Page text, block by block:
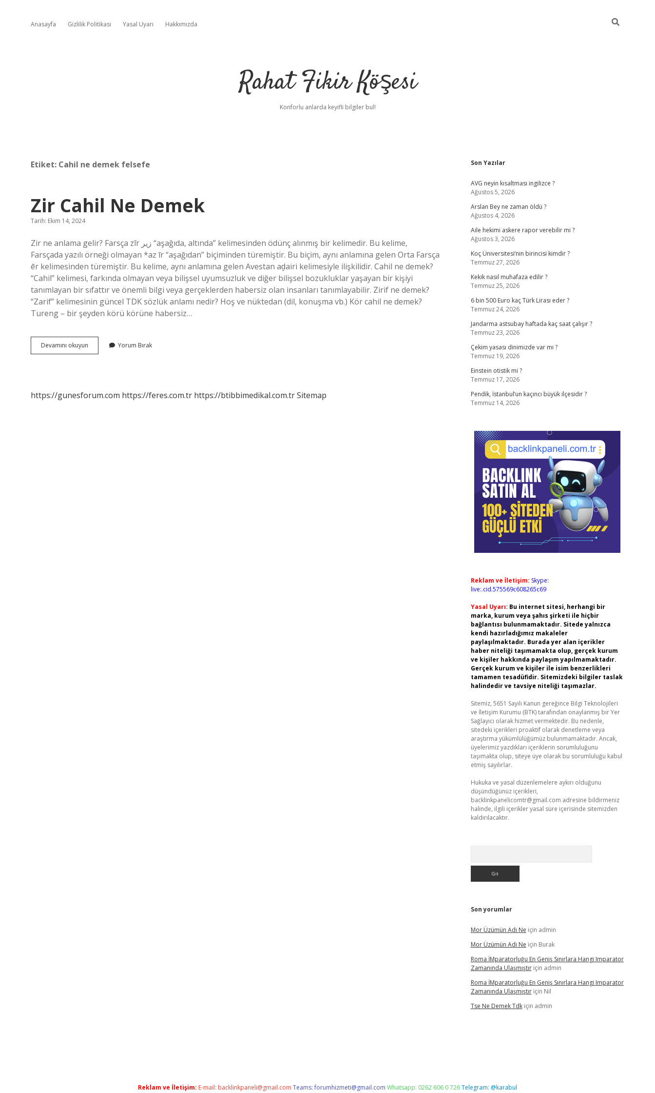
Anasayfa Gizlilik Politikası Yasal Uyarı Hakkımızda
Rahat Fikir Köşesi
Konforlu anlarda keyifli bilgiler bul!
Etiket: Cahil ne demek felsefe
Zir Cahil Ne Demek
Tarih: Ekim 14, 2024
Zir ne anlama gelir? Farsça zīr زیر “aşağıda, altında” kelimesinden ödünç alınmış bir kelimedir. Bu kelime,
Farsçada yazılı örneği olmayan *az īr “aşağıdan” biçiminden türemiştir. Bu biçim, aynı anlamına gelen Orta Farsça
ēr kelimesinden türemiştir. Bu kelime, aynı anlamına gelen Avestan aḏairi kelimesiyle ilişkilidir. Cahil ne demek?
“Cahil” kelimesi, farkında olmayan veya bilişsel uyumsuzluk ve diğer bilişsel bozukluklar yaşayan bir kişiyi
tanımlayan bir sıfattır ve önemli bilgi veya gerçeklerden habersiz olan insanları tanımlayabilir. Zirif ne demek?
“Zarif” kelimesinin güncel TDK sözlük anlamı nedir? Hoş ve nüktedan (dil, konuşma vb.) Kör cahil ne demek?
Tureng – bir şeyden körü körüne habersiz…
Devamını okuyun
Cahil
Yorum Bırak
https://gunesforum.com https://feres.com.tr https://btibbimedikal.com.trSitemap
Sidebar
Son Yazılar
AVG neyin kısaltması ingilizce ?
Ağustos 5, 2026
Arslan Bey ne zaman öldü ?
Ağustos 4, 2026
Aile hekimi askere rapor verebilir mi ?
Ağustos 3, 2026
Koç Üniversitesi’nin birincisi kimdir ?
Temmuz 27, 2026
Kekik nasıl muhafaza edilir ?
Temmuz 25, 2026
6 bin 500 Euro kaç Türk Lirası eder ?
Temmuz 24, 2026
Jandarma astsubay haftada kaç saat çalışır ?
Temmuz 23, 2026
Çekim yasası dinimizde var mı ?
Temmuz 19, 2026
Einstein otistik mi ?
Temmuz 17, 2026
Pendik, İstanbul’un kaçıncı büyük ilçesidir ?
Temmuz 14, 2026
Reklam ve İletişim: Skype:
live:.cid.575569c608265c69
Yasal Uyarı: Bu internet sitesi, herhangi bir
marka, kurum veya şahıs şirketi ile hiçbir
bağlantısı bulunmamaktadır. Sitede yalnızca
kendi hazırladığımız makaleler
paylaşılmaktadır. Burada yer alan içerikler
haber niteliği taşımamakta olup, gerçek kurum
ve kişiler hakkında paylaşım yapılmamaktadır.
Gerçek kurum ve kişiler ile isim benzerlikleri
tamamen tesadüfidir. Sitemizdeki bilgiler taslak
halindedir ve tavsiye niteliği taşımazlar.
Sitemiz, 5651 Sayılı Kanun gereğince Bilgi Teknolojileri
ve İletişim Kurumu (BTK) tarafından onaylanmış bir Yer
Sağlayıcı olarak hizmet vermektedir. Bu nedenle,
sitedeki içerikleri proaktif olarak denetleme veya
araştırma yükümlülüğümüz bulunmamaktadır. Ancak,
üyelerimiz yazdıkları içeriklerin sorumluluğunu
taşımakta olup, siteye üye olarak bu sorumluluğu kabul
etmiş sayılırlar.
Hukuka ve yasal düzenlemelere aykırı olduğunu
düşündüğünüz içerikleri,
backlinkpanelicomtr@gmail.com adresine bildirmeniz
halinde, ilgili içerikler yasal süre içerisinde sitemizden
kaldırılacaktır.
Son yorumlar
Mor Üzümün Adı Ne için admin
Mor Üzümün Adı Ne için Burak
Roma İMparatorluğu En Geniş Sınırlara Hangi Imparator
Zamanında Ulaşmıştıriçin admin
Roma İMparatorluğu En Geniş Sınırlara Hangi Imparator
Zamanında Ulaşmıştıriçin Nil
Tse Ne Demek Tdkiçin admin
Reklam ve İletişim: E-mail: backlinkpaneli@gmail.com Teams:forumhizmeti@gmail.com Whatsapp: 0262 606 0 726Telegram: @karabul